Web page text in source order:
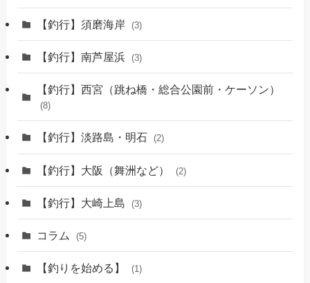
【釣行】須磨海岸 (3)
【釣行】南芦屋浜 (3)
【釣行】西宮（跳ね橋・総合公園前・ケーソン）
(8)
【釣行】淡路島・明石 (2)
【釣行】大阪（舞洲など） (2)
【釣行】大崎上島 (3)
コラム (5)
【釣りを始める】 (1)